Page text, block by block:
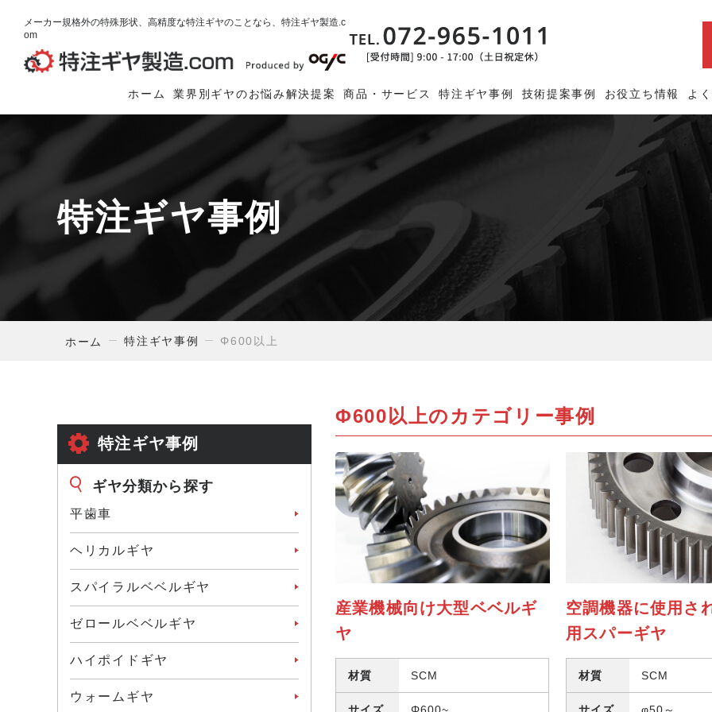
メーカー規格外の特殊形状、高精度な特注ギヤのことなら、特注ギヤ製造.c
om
ホーム 業界別ギヤのお悩み解決提案 商品・サービス 特注ギヤ事例 技術提案事例 お役立ち情報 よ
特注ギヤ事例
ホーム 特注ギヤ事例 Φ600以上
特注ギヤ事例
ギヤ分類から探す
平歯車
ヘリカルギヤ
スパイラルベベルギヤ
ゼロールベベルギヤ
ハイポイドギヤ
ウォームギヤ
Φ600以上のカテゴリー事例
産業機械向け大型ベベルギ
ヤ
材質 SCM
空調機器に使用さ
用スパーギヤ
材質 SCM